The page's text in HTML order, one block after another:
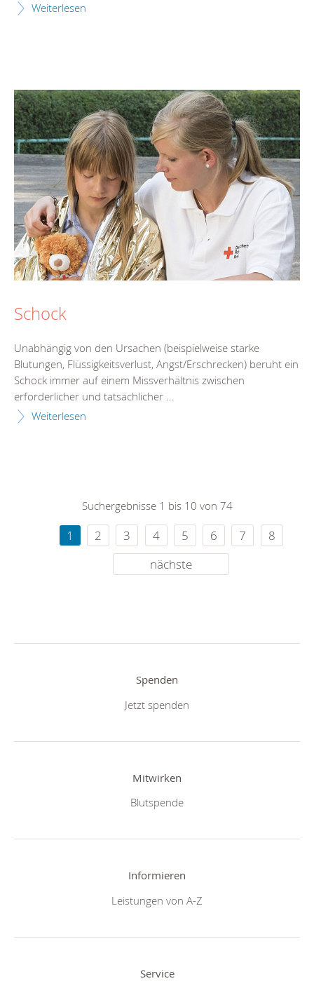
Weiterlesen
Schock
Unabhängig von den Ursachen (beispielweise starke
Blutungen, Flüssigkeitsverlust, Angst/Erschrecken) beruht ein
Schock immer auf einem Missverhältnis zwischen
erforderlicher und tatsächlicher ...
Weiterlesen
Suchergebnisse 1 bis 10 von 74
1 2 3 4 5 6 7
8
nächste
Spenden
Jetzt spenden
Mitwirken
Blutspende
Informieren
Leistungen von A-Z
Service